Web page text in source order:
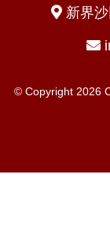
新界
© Copyright 2026